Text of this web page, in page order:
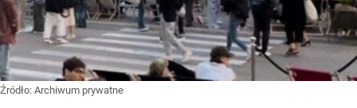
Źródło: Archiwum prywatne